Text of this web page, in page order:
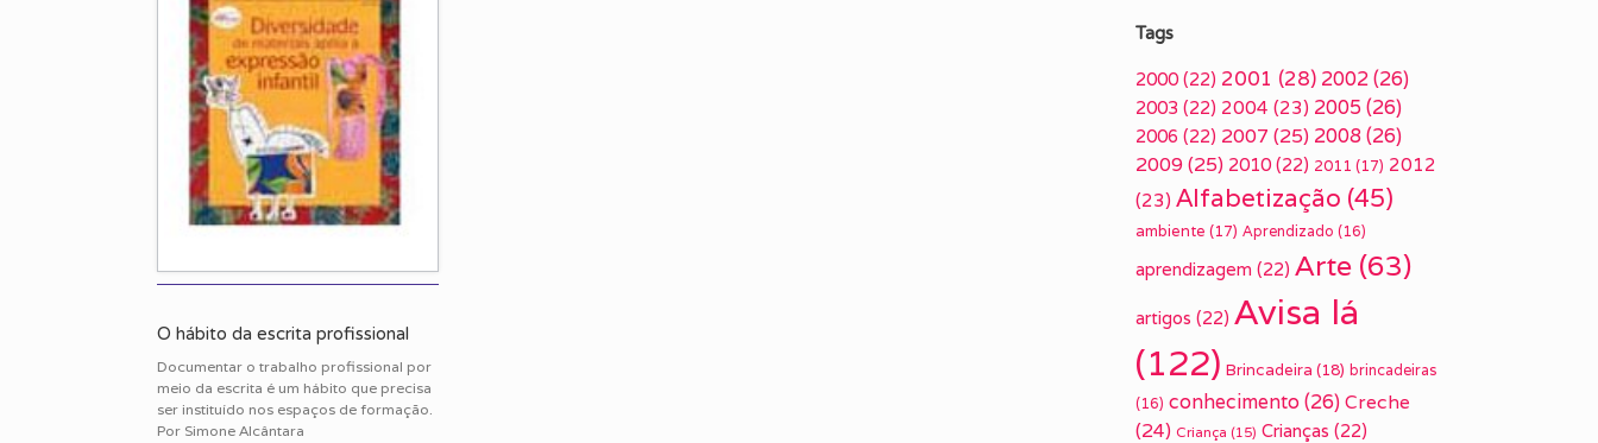
O hábito da escrita profissional
Documentar o trabalho profissional por
meio da escrita é um hábito que precisa
ser instituído nos espaços de formação.
Por Simone Alcântara
Tags
2000 (22) 2001 (28) 2002(26)
2003 (22) 2004 (23) 2005 (26)
2006 (22) 2007 (25) 2008(26)
2009(25) 2010 (22) 2011 (17) 2012
(23) Alfabetização (45)
ambiente (17) Aprendizado (16)
aprendizagem (22) Arte (63)
artigos (22) Avisa lá
(122) Brincadeira (18) brincadeiras
(16) conhecimento(26) Creche
(24) Criança (15) Crianças (22)